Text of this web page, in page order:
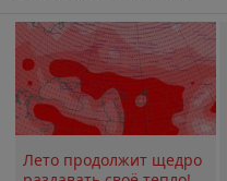
Лето продолжит щедро